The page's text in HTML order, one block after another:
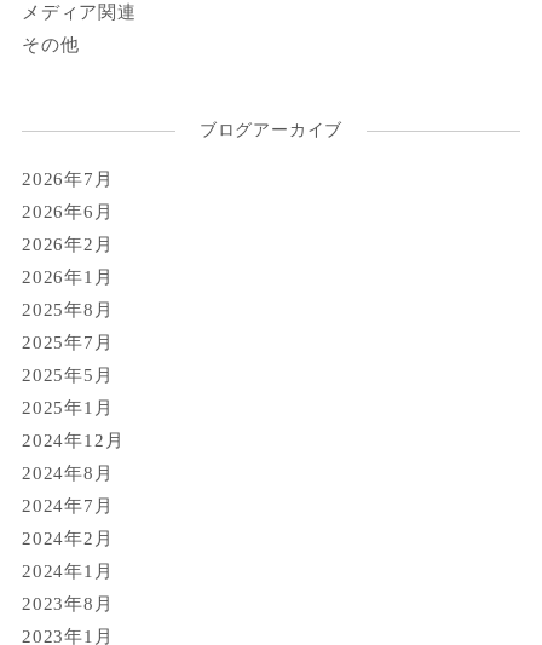
メディア関連
その他
ブログアーカイブ
2026年7月
2026年6月
2026年2月
2026年1月
2025年8月
2025年7月
2025年5月
2025年1月
2024年12月
2024年8月
2024年7月
2024年2月
2024年1月
2023年8月
2023年1月